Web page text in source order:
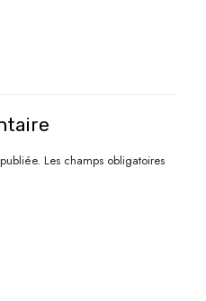
Les champs obligatoires